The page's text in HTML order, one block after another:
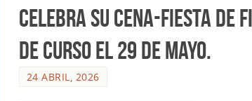
celebra su Cena-Fiesta de
de curso el 29 de mayo.
24 ABRIL, 2026